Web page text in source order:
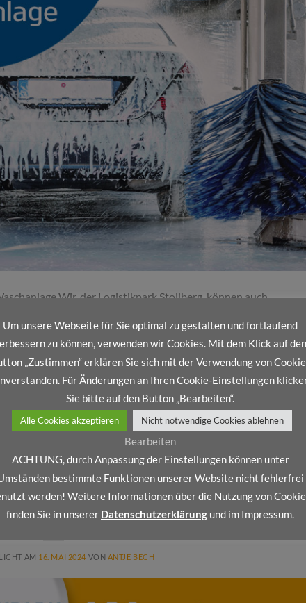
Wir, der Logistikpark Stollberg, können auch
Personal stellt in einem Probelauf die
und ggf. eines Polierproduktes fest. Danach werden die
ausgewertet. Bei Abweichungen werden die
WEITERLESEN→
Zubehör |Markiert
Waschplätze,Waschstraßen,Werkstattchemie
,CARFIT GMBH ,DIENSTLEISTUNGEN
Dienstleistungsportfolio I
AM 16. MAI 2024 VON ANTJE BECH
Um unsere Webseite für Sie optimal zu gestalten und fortlaufend
zu können, verwenden wir Cookies. Mit dem Klick auf den
„Zustimmen“ erklären Sie sich mit der Verwendung von
Für Änderungen an Ihren Cookie-Einstellungen
Sie bitte auf den Button „Bearbeiten“.
Alle Cookies akzeptieren Nicht notwendige Cookies ablehnen
Bearbeiten
ACHTUNG, durch Anpassung der Einstellungen können unter
bestimmte Funktionen unserer Website nicht fehlerfrei
werden! Weitere Informationen über die Nutzung von
finden Sie in unserer Datenschutzerklärung und im Impressum.